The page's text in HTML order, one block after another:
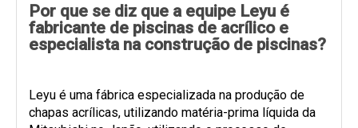
Por que se diz que a equipe Leyu é
fabricante de piscinas de acrílico e
especialista na construção de piscinas?
Leyu é uma fábrica especializada na produção de
chapas acrílicas, utilizando matéria-prima líquida da